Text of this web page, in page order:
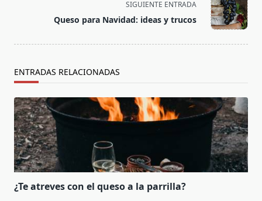
SIGUIENTE ENTRADA
Queso para Navidad: ideas y trucos
ENTRADAS RELACIONADAS
¿Te atreves con el queso a la parrilla?